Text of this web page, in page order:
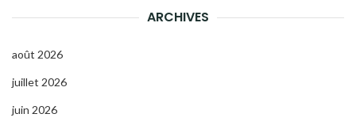
ARCHIVES
août 2026
juillet 2026
juin 2026